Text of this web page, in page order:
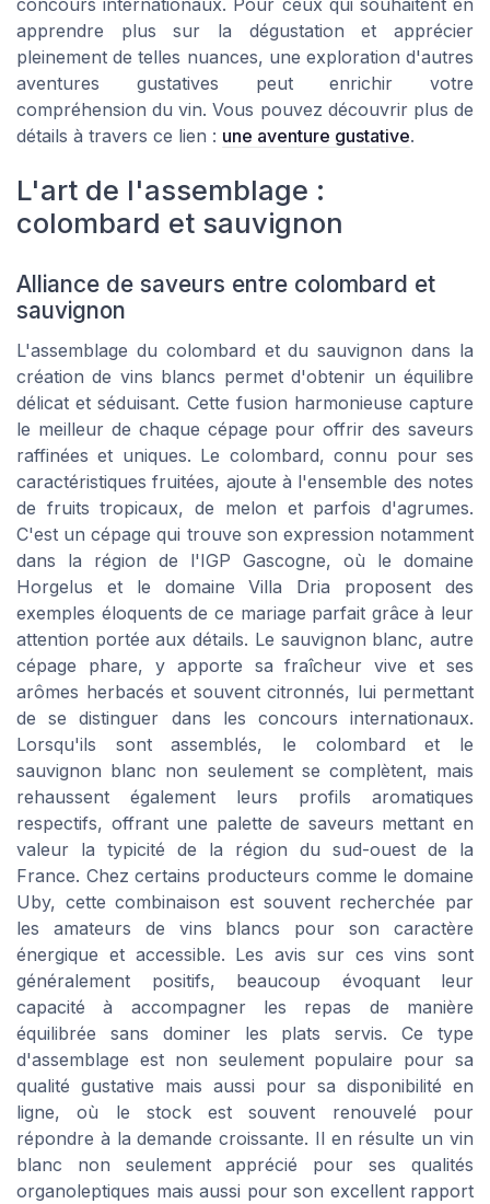
concours internationaux. Pour ceux qui souhaitent en
apprendre plus sur la dégustation et apprécier
pleinement de telles nuances, une exploration d'autres
aventures gustatives peut enrichir votre
compréhension du vin. Vous pouvez découvrir plus de
détails à travers ce lien : une aventure gustative.
L'art de l'assemblage :
colombard et sauvignon
Alliance de saveurs entre colombard et
sauvignon
L'assemblage du colombard et du sauvignon dans la
création de vins blancs permet d'obtenir un équilibre
délicat et séduisant. Cette fusion harmonieuse capture
le meilleur de chaque cépage pour offrir des saveurs
raffinées et uniques. Le colombard, connu pour ses
caractéristiques fruitées, ajoute à l'ensemble des notes
de fruits tropicaux, de melon et parfois d'agrumes.
C'est un cépage qui trouve son expression notamment
dans la région de l'IGP Gascogne, où le domaine
Horgelus et le domaine Villa Dria proposent des
exemples éloquents de ce mariage parfait grâce à leur
attention portée aux détails. Le sauvignon blanc, autre
cépage phare, y apporte sa fraîcheur vive et ses
arômes herbacés et souvent citronnés, lui permettant
de se distinguer dans les concours internationaux.
Lorsqu'ils sont assemblés, le colombard et le
sauvignon blanc non seulement se complètent, mais
rehaussent également leurs profils aromatiques
respectifs, offrant une palette de saveurs mettant en
valeur la typicité de la région du sud-ouest de la
France. Chez certains producteurs comme le domaine
Uby, cette combinaison est souvent recherchée par
les amateurs de vins blancs pour son caractère
énergique et accessible. Les avis sur ces vins sont
généralement positifs, beaucoup évoquant leur
capacité à accompagner les repas de manière
équilibrée sans dominer les plats servis. Ce type
d'assemblage est non seulement populaire pour sa
qualité gustative mais aussi pour sa disponibilité en
ligne, où le stock est souvent renouvelé pour
répondre à la demande croissante. Il en résulte un vin
blanc non seulement apprécié pour ses qualités
organoleptiques mais aussi pour son excellent rapport